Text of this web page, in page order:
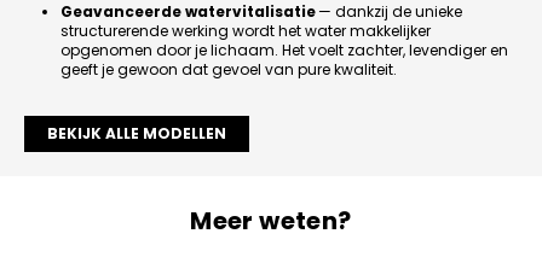
Geavanceerde watervitalisatie— dankzij de unieke
structurerende werking wordt het water makkelijker
opgenomen door je lichaam. Het voelt zachter, levendiger en
geeft je gewoon dat gevoel van pure kwaliteit.
BEKIJK ALLE MODELLEN
Meer weten?